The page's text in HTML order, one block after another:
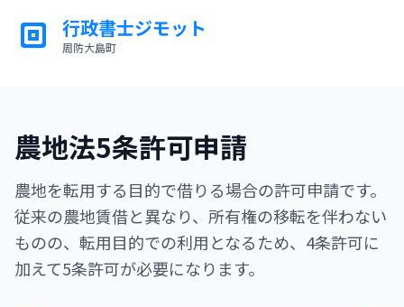
行政書士ジモット
周防大島町
農地法5条許可申請
農地を転用する目的で借りる場合の許可申請です。
従来の農地賃借と異なり、所有権の移転を伴わない
ものの、転用目的での利用となるため、4条許可に
加えて5条許可が必要になります。